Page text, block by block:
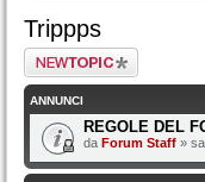
Trippps
Scrivi un nuovo
argomento
ANNUNCI
REGOLE DEL
da Forum Staff »